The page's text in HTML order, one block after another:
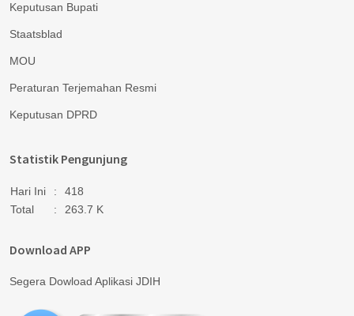
Keputusan Bupati
Staatsblad
MOU
Peraturan Terjemahan Resmi
Keputusan DPRD
Statistik Pengunjung
Hari Ini :
418
Total
: 263.7 K
Download APP
Segera Dowload Aplikasi JDIH